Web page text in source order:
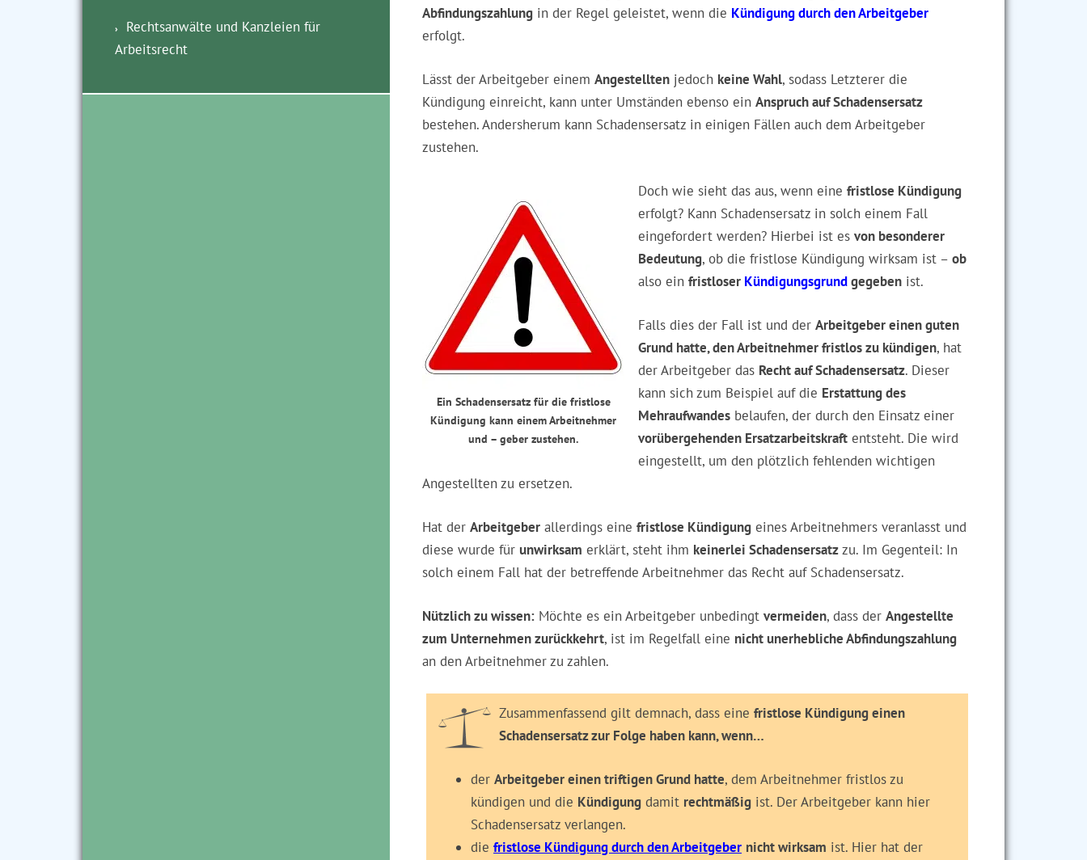
Abfindungszahlung in der Regel geleistet, wenn die Kündigung durch den Arbeitgeber
erfolgt.
Lässt der Arbeitgeber einem Angestellten jedoch keine Wahl, sodass Letzterer die
Kündigung einreicht, kann unter Umständen ebenso ein Anspruch auf Schadensersatz
bestehen. Andersherum kann Schadensersatz in einigen Fällen auch dem Arbeitgeber
zustehen.
Ein Schadensersatz für die fristlose
Kündigung kann einem Arbeitnehmer
und – geber zustehen.
Doch wie sieht das aus, wenn eine fristlose Kündigung
erfolgt? Kann Schadensersatz in solch einem Fall
eingefordert werden? Hierbei ist es von besonderer
Bedeutung, ob die fristlose Kündigung wirksam ist – ob
also ein fristloser Kündigungsgrundgegeben ist.
Falls dies der Fall ist und der Arbeitgeber einen guten
Grund hatte, den Arbeitnehmer fristlos zu kündigen, hat
der Arbeitgeber das Recht auf Schadensersatz. Dieser
kann sich zum Beispiel auf die Erstattung des
Mehraufwandes belaufen, der durch den Einsatz einer
vorübergehenden Ersatzarbeitskraft entsteht. Die wird
eingestellt, um den plötzlich fehlenden wichtigen
Angestellten zu ersetzen.
Hat der Arbeitgeber allerdings eine fristlose Kündigung eines Arbeitnehmers veranlasst und
diese wurde für unwirksam erklärt, steht ihm keinerlei Schadensersatzzu. Im Gegenteil: In
solch einem Fall hat der betreffende Arbeitnehmer das Recht auf Schadensersatz.
Nützlich zu wissen: Möchte es ein Arbeitgeber unbedingt vermeiden, dass der Angestellte
zum Unternehmen zurückkehrt, ist im Regelfall eine nicht unerhebliche Abfindungszahlung
an den Arbeitnehmer zu zahlen.
Zusammenfassend gilt demnach, dass eine fristlose Kündigung einen
Schadensersatz zur Folge haben kann, wenn…
der Arbeitgeber einen triftigen Grund hatte, dem Arbeitnehmer fristlos zu
kündigen und die Kündigung damit rechtmäßig ist. Der Arbeitgeber kann hier
Schadensersatz verlangen.
die fristlose Kündigung durch den Arbeitgeber nicht wirksam ist. Hier hat der
Rechtsanwälte und Kanzleien für
Arbeitsrecht